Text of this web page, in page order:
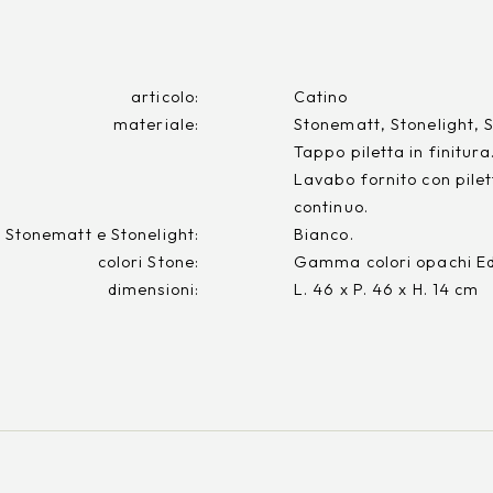
articolo:
Catino
materiale:
Stonematt, Stonelight,
Tappo piletta in finitura.
Lavabo fornito con
continuo.
Stonematt e Stonelight:
Bianco.
colori Stone:
Gamma colori opachi
dimensioni:
L. 46 x P. 46 x H. 14 cm